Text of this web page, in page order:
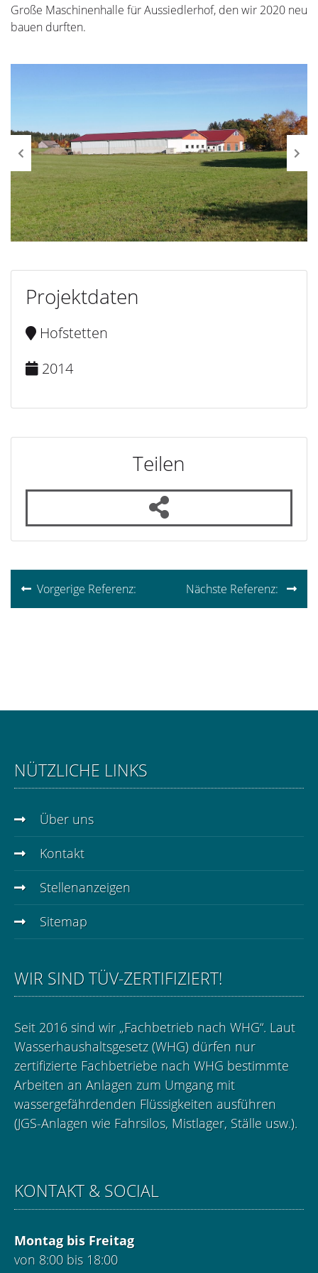
Große Maschinenhalle für Aussiedlerhof, den wir 2020 neu
bauen durften.
Projektdaten
Hofstetten
2014
Teilen
Vorgerige Referenz: Nächste Referenz:
NÜTZLICHE LINKS
Über uns
Kontakt
Stellenanzeigen
Sitemap
WIR SIND TÜV-ZERTIFIZIERT!
Seit 2016 sind wir „Fachbetrieb nach WHG“. Laut
Wasserhaushaltsgesetz (WHG) dürfen nur
zertifizierte Fachbetriebe nach WHG bestimmte
Arbeiten an Anlagen zum Umgang mit
wassergefährdenden Flüssigkeiten ausführen
(JGS-Anlagen wie Fahrsilos, Mistlager, Ställe usw.).
KONTAKT & SOCIAL
Montag bis Freitag
von 8:00 bis 18:00